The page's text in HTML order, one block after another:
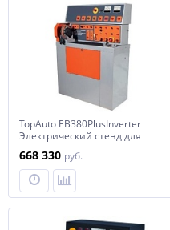
TopAuto EB380PlusInverter
Электрический стенд для
стартеров
668 330 руб.